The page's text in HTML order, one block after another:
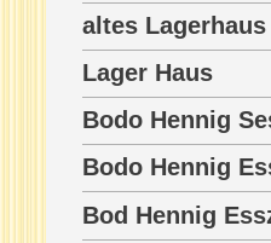
altes
Lager Haus
Bodo Hennig
Bodo Hennig
Bod Hennig